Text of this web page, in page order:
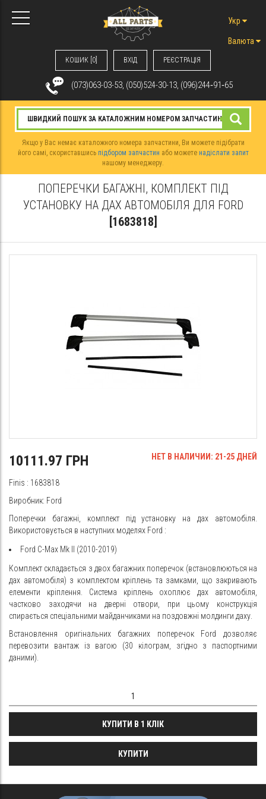
КОШИК [0] ВХIД РЕЄСТРАЦІЯ
Укр
Валюта
(073)063-03-53, (050)524-30-13, (096)244‑91‑65
Якщо у Вас немає каталожного номера запчастини, Ви можете підібрати
його самі, скориставшись підбором запчастин або можете надіслати запит
нашому менеджеру.
ПОПЕРЕЧКИ БАГАЖНІ, КОМПЛЕКТ ПІД
УСТАНОВКУ НА ДАХ АВТОМОБІЛЯ ДЛЯ FORD
[1683818]
10111.97 ГРН НЕТ В НАЛИЧИИ: 21-25 ДНЕЙ
Finis : 1683818
Виробник: Ford
Поперечки багажні, комплект під установку на дах автомобіля.
Використовується в наступних моделях Ford :
Ford C-Max Mk II (2010-2019)
Комплект складається з двох багажних поперечок (встановлюються на
дах автомобіля) з комплектом кріплень та замками, що закривають
елементи кріплення. Система кріплень охоплює дах автомобіля,
частково заходячи на дверні отвори, при цьому конструкція
спирається спеціальними майданчиками на поздовжні молдинги даху.
Встановлення оригінальних багажних поперечок Ford дозволяє
перевозити вантаж із вагою (30 кілограм, згідно з паспортними
даними).
КУПИТИ В 1 КЛІК
КУПИТИ